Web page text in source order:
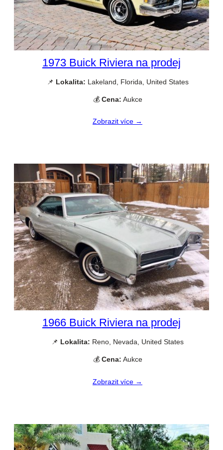
1973 Buick Riviera na prodej
📌 Lokalita: Lakeland, Florida, United States
💰 Cena: Aukce
Zobrazit více →
1966 Buick Riviera na prodej
📌 Lokalita: Reno, Nevada, United States
💰 Cena: Aukce
Zobrazit více →